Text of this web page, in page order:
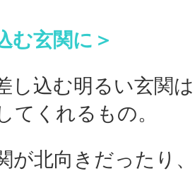
む玄関に＞
し込む明るい玄関
てくれるもの。
が北向きだったり